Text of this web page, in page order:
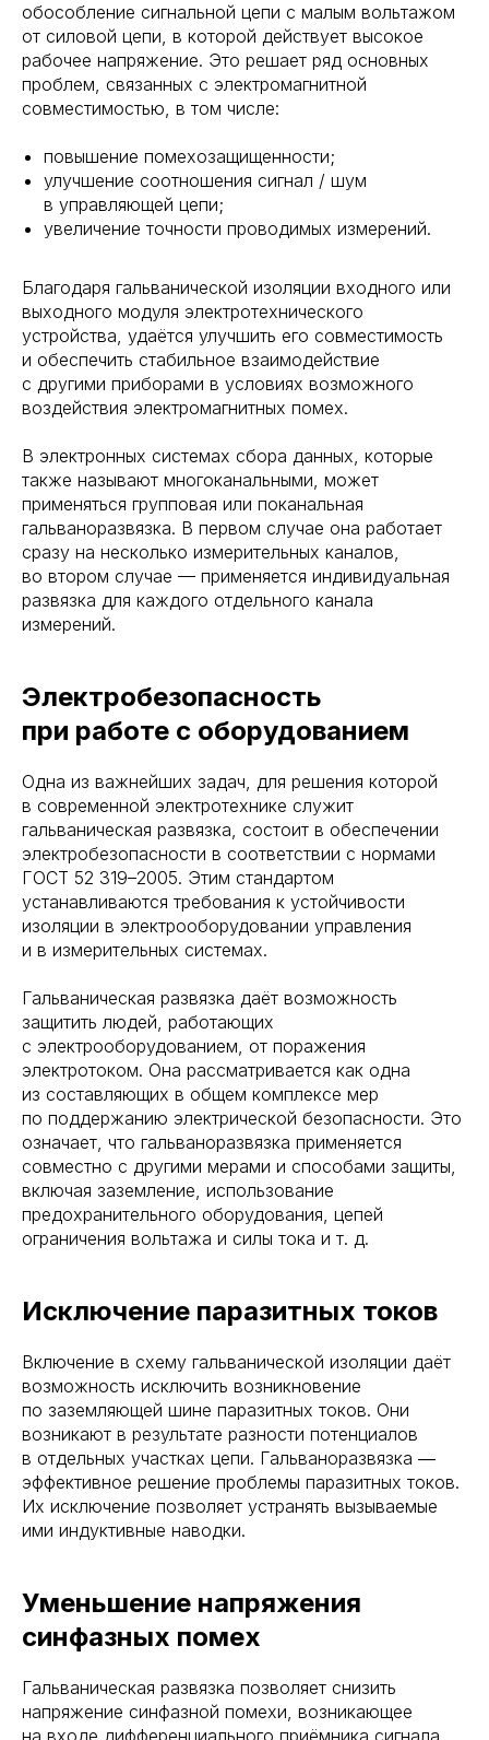
обособление сигнальной цепи с малым вольтажом
от силовой цепи, в которой действует высокое
рабочее напряжение. Это решает ряд основных
проблем, связанных с электромагнитной
совместимостью, в том числе:
повышение помехозащищенности;
улучшение соотношения сигнал / шум
в управляющей цепи;
увеличение точности проводимых измерений.
Благодаря гальванической изоляции входного или
выходного модуля электротехнического
устройства, удаётся улучшить его совместимость
и обеспечить стабильное взаимодействие
с другими приборами в условиях возможного
воздействия электромагнитных помех.
В электронных системах сбора данных, которые
также называют многоканальными, может
применяться групповая или поканальная
гальваноразвязка. В первом случае она работает
сразу на несколько измерительных каналов,
во втором случае — применяется индивидуальная
развязка для каждого отдельного канала
измерений.
Электробезопасность
при работе с оборудованием
Одна из важнейших задач, для решения которой
в современной электротехнике служит
гальваническая развязка, состоит в обеспечении
электробезопасности в соответствии с нормами
ГОСТ 52 319–2005. Этим стандартом
устанавливаются требования к устойчивости
изоляции в электрооборудовании управления
и в измерительных системах.
Гальваническая развязка даёт возможность
защитить людей, работающих
с электрооборудованием, от поражения
электротоком. Она рассматривается как одна
из составляющих в общем комплексе мер
по поддержанию электрической безопасности. Это
означает, что гальваноразвязка применяется
совместно с другими мерами и способами защиты,
включая заземление, использование
предохранительного оборудования, цепей
ограничения вольтажа и силы тока и т. д.
Исключение паразитных токов
Включение в схему гальванической изоляции даёт
возможность исключить возникновение
по заземляющей шине паразитных токов. Они
возникают в результате разности потенциалов
в отдельных участках цепи. Гальваноразвязка ―
эффективное решение проблемы паразитных токов.
Их исключение позволяет устранять вызываемые
ими индуктивные наводки.
Уменьшение напряжения
синфазных помех
Гальваническая развязка позволяет снизить
напряжение синфазной помехи, возникающее
на входе дифференциального приёмника сигнала